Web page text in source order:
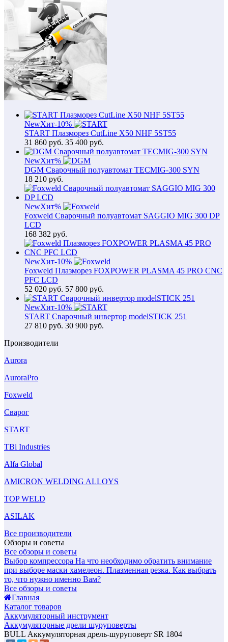
NewХит-10%
START Плазморез CutLine X50 NHF 5ST55
31 860 руб. 35 400 руб.
NewХит%
DGM Сварочный полуавтомат TECMIG-300 SYN
18 210 руб.
NewХит%
Foxweld Сварочный полуавтомат SAGGIO MIG 300 DP
LCD
168 382 руб.
NewХит-10%
Foxweld Плазморез FOXPOWER PLASMA 45 PRO CNC
PFC LCD
52 020 руб. 57 800 руб.
NewХит-10%
START Сварочный инвертор modelSTICK 251
27 810 руб. 30 900 руб.
Производители
Aurora
AuroraPro
Foxweld
Сварог
START
TBi Industries
Alfa Global
AMICRON WELDING ALLOYS
TOP WELD
ASILAK
Все производители
Обзоры и советы
Все обзоры и советы
Выбор компрессора На что необходимо обратить внимание
при выборе маски хамелеон. Плазменная резка. Как выбрать
то, что нужно именно Вам?
Все обзоры и советы
Главная
Каталог товаров
Аккумуляторный инструмент
Аккумуляторные дрели шуруповерты
BULL Аккумуляторная дрель-шуруповерт SR 1804